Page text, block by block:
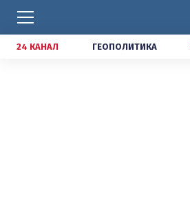
24 КАНАЛ ГЕОПОЛИТИКА